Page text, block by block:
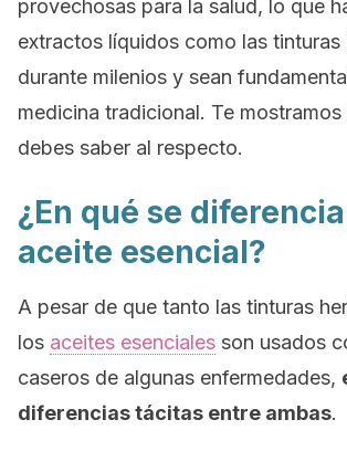
provechosas para la salud, lo que
extractos líquidos como las tinturas
durante milenios y sean
medicina tradicional. Te
debes saber al respecto.
¿En qué se
aceite esencial?
A pesar de que tanto las tinturas
los aceites esenciales son usados
caseros de algunas enfermedades,
diferencias tácitas entre ambas.